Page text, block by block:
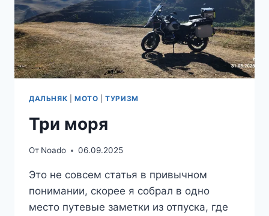
ДАЛЬНЯК МОТО |ТУРИЗМ
Три моря
От Noado 06.09.2025
Это не совсем статья в привычном
понимании, скорее я собрал в одно
место путевые заметки из отпуска, где